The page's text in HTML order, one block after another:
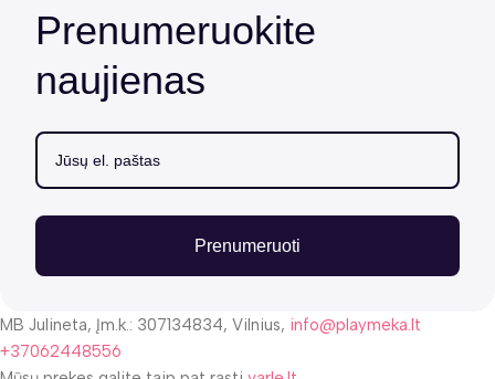
Prenumeruokite
naujienas
Prenumeruoti
MB Julineta, Įm.k.: 307134834, Vilnius, info@playmeka.lt
+37062448556